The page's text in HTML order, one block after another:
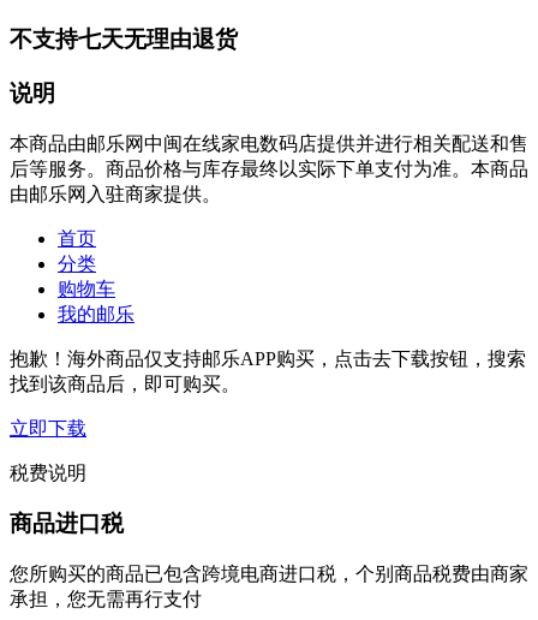
不支持七天无理由退货
说明
本商品由邮乐网中闽在线家电数码店提供并进行相关配送和售
后等服务。商品价格与库存最终以实际下单支付为准。本商品
由邮乐网入驻商家提供。
首页
分类
购物车
我的邮乐
抱歉！海外商品仅支持邮乐APP购买，点击去下载按钮，搜索
找到该商品后，即可购买。
立即下载
税费说明
商品进口税
您所购买的商品已包含跨境电商进口税，个别商品税费由商家
承担，您无需再行支付